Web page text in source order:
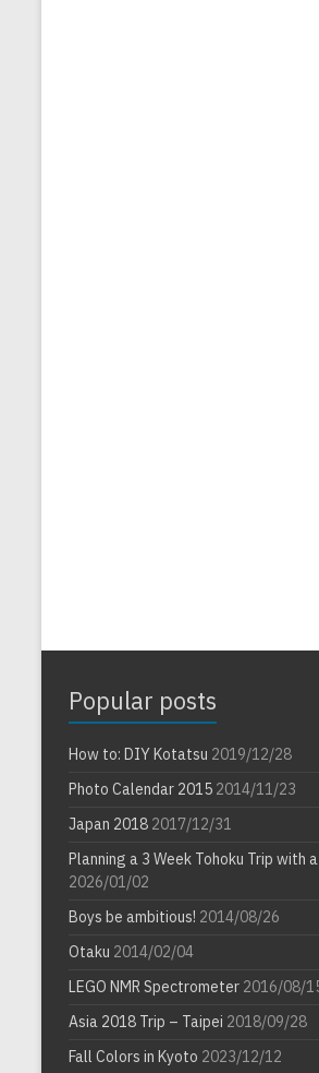
Popular posts
How to: DIY Kotatsu 2019/12/28
Photo Calendar 2015 2014/11/23
Japan 2018 2017/12/31
Planning a 3 Week Tohoku Trip with
2026/01/02
Boys be ambitious! 2014/08/26
Otaku 2014/02/04
LEGO NMR Spectrometer 2016/08/
Asia 2018 Trip – Taipei 2018/09/28
Fall Colors in Kyoto 2023/12/12